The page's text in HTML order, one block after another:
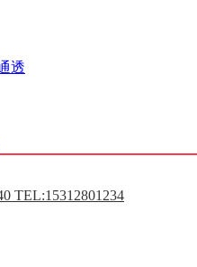
透
TEL:15312801234